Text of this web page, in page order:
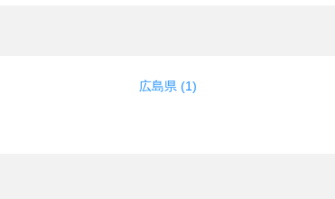
広島県 (1)